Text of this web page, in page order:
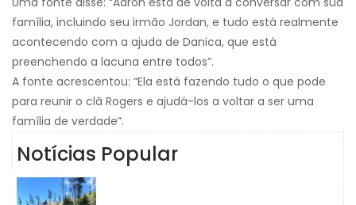
família, incluindo seu irmão Jordan, e tudo está realmente
acontecendo com a ajuda de Danica, que está
preenchendo a lacuna entre todos”.
A fonte acrescentou: “Ela está fazendo tudo o que pode
para reunir o clã Rogers e ajudá-los a voltar a ser uma
família de verdade”.
Notícias Popular